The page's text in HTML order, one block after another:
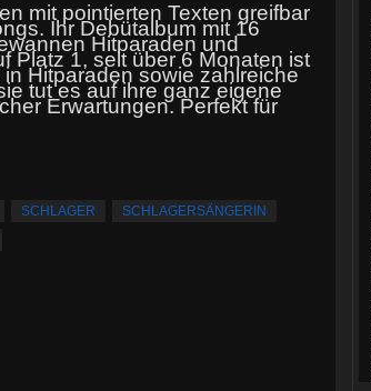
mit pointierten Texten greifbar
Ihr Debütalbum mit 16
Hitparaden und
Platz 1, seit über 6 Monaten ist
Hitparaden sowie zahlreiche
tut es auf ihre ganz eigene
Erwartungen. Perfekt für
SCHLAGER
SCHLAGERSÄNGERIN